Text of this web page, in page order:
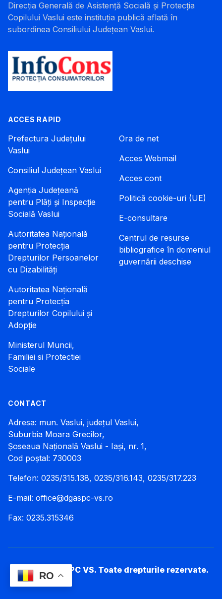
Direcția Generală de Asistență Socială și Protecția
Copilului Vaslui este instituția publică aflată în
subordinea Consiliului Județean Vaslui.
ACCES RAPID
Prefectura Județului
Vaslui
Consiliul Județean Vaslui
Agenția Județeană
pentru Plăți și Inspecție
Socială Vaslui
Autoritatea Națională
pentru Protecția
Drepturilor Persoanelor
cu Dizabilități
Autoritatea Națională
pentru Protecția
Drepturilor Copilului și
Adopție
Ministerul Muncii,
Familiei si Protectiei
Sociale
Ora de net
Acces Webmail
Acces cont
Politică cookie-uri (UE)
E-consultare
Centrul de resurse
bibliografice în domeniul
guvernării deschise
CONTACT
Adresa: mun. Vaslui, județul Vaslui,
Suburbia Moara Grecilor,
Șoseaua Națională Vaslui - Iași, nr. 1,
Cod poștal: 730003
Telefon: 0235/315.138, 0235/316.143, 0235/317.223
E-mail: office@dgaspc-vs.ro
Fax: 0235.315346
© 2026 DGASPC VS. Toate drepturile rezervate.
RO